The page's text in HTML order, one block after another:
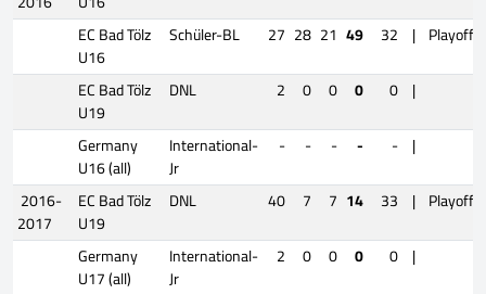
EC Bad Tölz
U16
Schüler-BL 27 28 21 49 32 | Playoffs
EC Bad Tölz
U19
DNL 2 0 0 0 0 |
Germany
U16 (all)
International-
Jr
- - - - - |
2016-
2017
EC Bad Tölz
U19
DNL 40 7 7 14 33 | Playoffs
Germany
U17 (all)
International-
Jr
2 0 0 0 0 |